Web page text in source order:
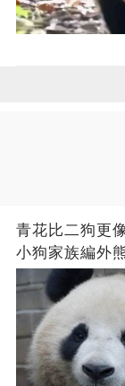
青花比二狗更
小狗家族編外